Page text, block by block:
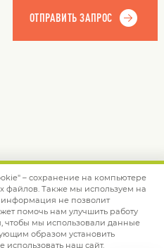
данных
– сохранение на компьютере
файлов. Также мы используем на
информация не позволит
помочь нам улучшить работу
чтобы мы использовали данные
образом установить
использовать наш сайт.